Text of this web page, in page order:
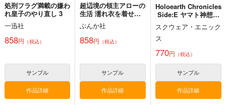
黒白のアヴェスター 1
神座万象・第十四機
2,178円（税込）
オリジナル
サンプル
藤ちょこ「星の記憶と
巡り合う」絵師100人
1,300 （税込）
サンプル
今日の一枚 2026
年 Vol.1
WhitePlanter
1,320 （税込）
オリジナル
サンプル
処刑フラグ満載の嫌わ
れ皇子のやり直し 3
一迅社
858円 （税込）
サンプル
作品詳細
超辺境の領主アローの
生活 濡れ衣を着せら
れ追放されましたが、
二人の女神と新生活を
送ります 1
ぶんか社
858円 （税込）
サンプル
作品詳細
Holoearth Chronicles
Side:E ヤマト神想怪
異譚
スクウェア・エニック
ス
770円 （税込）
サンプル
作品詳細